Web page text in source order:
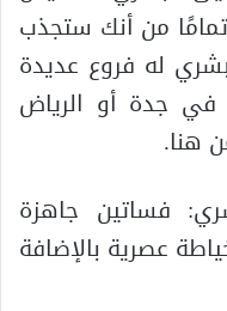
من أنك ستجذب
له فروع عديدة
في جدة أو الرياض
هنا.
فساتين جاهزة
عصرية بالإضافة